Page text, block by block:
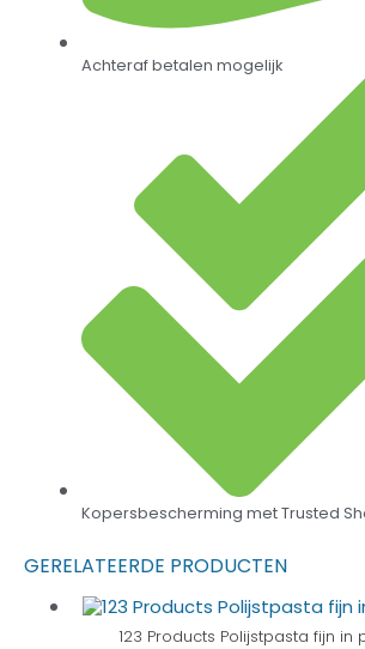
Achteraf betalen mogelijk
Kopersbescherming met Trusted
GERELATEERDE PRODUCTEN
123 Products Polijstpasta fijn in